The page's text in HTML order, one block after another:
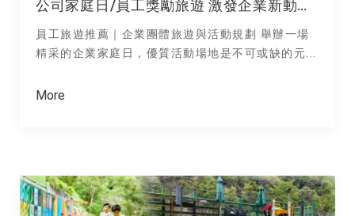
公司家庭日/員工獎勵旅遊 激發企業新動能；更可舉辦一日遊/學校迎新
員工旅遊推薦｜企業團體旅遊與活動規劃 舉辦一場
精采的企業家庭日，優質活動場地是不可或缺的元...
More